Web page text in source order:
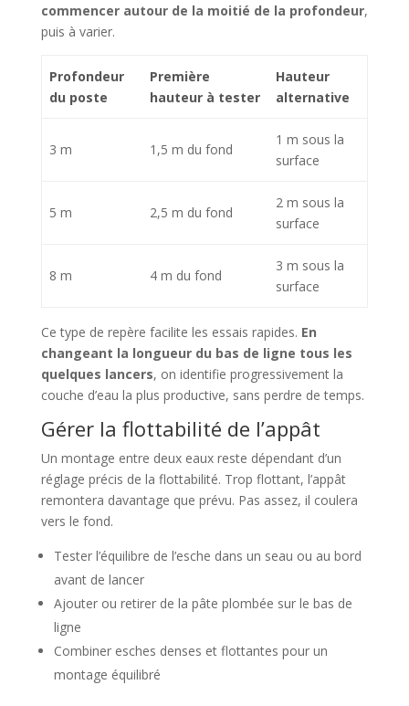
commencer autour de la moitié de la profondeur,
puis à varier.
Profondeur
du poste
Première
hauteur à tester
Hauteur
alternative
3 m 1,5 m du fond
1 m sous la
surface
5 m 2,5 m du fond
2 m sous la
surface
8 m 4 m du fond
3 m sous la
surface
Ce type de repère facilite les essais rapides. En
changeant la longueur du bas de ligne tous les
quelques lancers, on identifie progressivement la
couche d’eau la plus productive, sans perdre de temps.
Gérer la flottabilité de l’appât
Un montage entre deux eaux reste dépendant d’un
réglage précis de la flottabilité. Trop flottant, l’appât
remontera davantage que prévu. Pas assez, il coulera
vers le fond.
Tester l’équilibre de l’esche dans un seau ou au bord
avant de lancer
Ajouter ou retirer de la pâte plombée sur le bas de
ligne
Combiner esches denses et flottantes pour un
montage équilibré